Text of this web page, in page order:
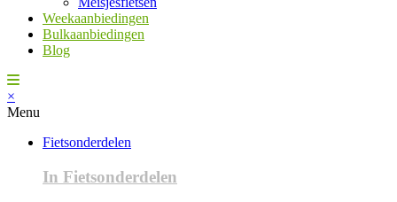
Weekaanbiedingen
Bulkaanbiedingen
Blog
×
Menu
Fietsonderdelen
In Fietsonderdelen